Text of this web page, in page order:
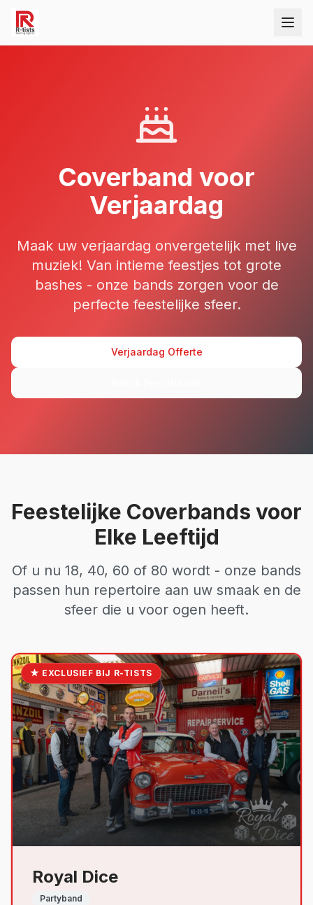
Coverband voor
Verjaardag
Maak uw verjaardag onvergetelijk met live
muziek! Van intieme feestjes tot grote
bashes - onze bands zorgen voor de
perfecte feestelijke sfeer.
Verjaardag Offerte
Feestelijke Coverbands voor
Elke Leeftijd
Of u nu 18, 40, 60 of 80 wordt - onze bands
passen hun repertoire aan uw smaak en de
sfeer die u voor ogen heeft.
★ EXCLUSIEF BIJ R-TISTS
Royal Dice
Partyband